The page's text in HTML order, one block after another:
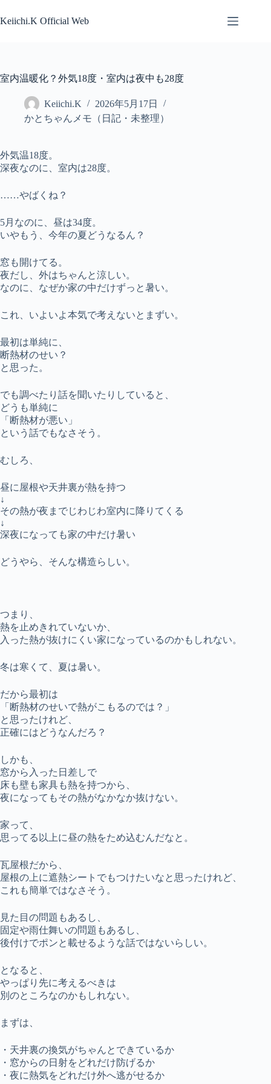
ン
ス
Keiichi.K Official Web
室内温暖化？外気18度・室内は夜中も28度
Keiichi.K
2026年5月17日
かとちゃんメモ（日記・未整理）
外気温18度。
深夜なのに、室内は28度。
……やばくね？
5月なのに、昼は34度。
いやもう、今年の夏どうなるん？
窓も開けてる。
夜だし、外はちゃんと涼しい。
なのに、なぜか家の中だけずっと暑い。
これ、いよいよ本気で考えないとまずい。
最初は単純に、
断熱材のせい？
と思った。
でも調べたり話を聞いたりしていると、
どうも単純に
「断熱材が悪い」
という話でもなさそう。
むしろ、
昼に屋根や天井裏が熱を持つ
↓
その熱が夜までじわじわ室内に降りてくる
↓
深夜になっても家の中だけ暑い
どうやら、そんな構造らしい。
つまり、
熱を止めきれていないか、
入った熱が抜けにくい家になっているのかもしれない。
冬は寒くて、夏は暑い。
だから最初は
「断熱材のせいで熱がこもるのでは？」
と思ったけれど、
正確にはどうなんだろ？
しかも、
窓から入った日差しで
床も壁も家具も熱を持つから、
夜になってもその熱がなかなか抜けない。
家って、
思ってる以上に昼の熱をため込むんだなと。
瓦屋根だから、
屋根の上に遮熱シートでもつけたいなと思ったけれど、
これも簡単ではなさそう。
見た目の問題もあるし、
固定や雨仕舞いの問題もあるし、
後付けでポンと載せるような話ではないらしい。
となると、
やっぱり先に考えるべきは
別のところなのかもしれない。
まずは、
・天井裏の換気がちゃんとできているか
・窓からの日射をどれだけ防げるか
・夜に熱気をどれだけ外へ逃がせるか